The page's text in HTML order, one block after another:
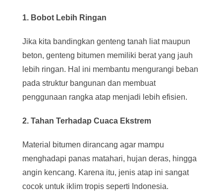
1. Bobot Lebih Ringan
Jika kita bandingkan genteng tanah liat maupun
beton, genteng bitumen memiliki berat yang jauh
lebih ringan. Hal ini membantu mengurangi beban
pada struktur bangunan dan membuat
penggunaan rangka atap menjadi lebih efisien.
2. Tahan Terhadap Cuaca Ekstrem
Material bitumen dirancang agar mampu
menghadapi panas matahari, hujan deras, hingga
angin kencang. Karena itu, jenis atap ini sangat
cocok untuk iklim tropis seperti Indonesia.